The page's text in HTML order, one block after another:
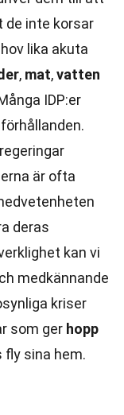
de inte korsar
lika akuta
, mat,vatten
IDP:er
är ofta
deras
kan vi
medkännande
kriser
som ger hopp
sina hem.